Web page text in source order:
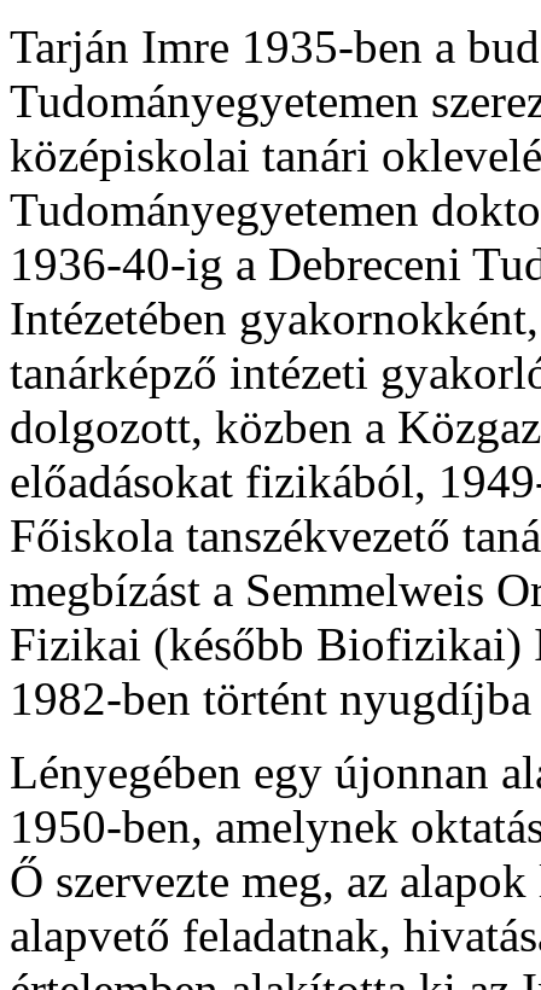
Tarján Imre 1935-ben a
Tudományegyetemen
középiskolai tanári
Tudományegyetemen
1936-40-ig a Debreceni
Intézetében
tanárképző intézeti
dolgozott, közben a
előadásokat fizikából,
Főiskola tanszékvezető
megbízást a Semmelweis
Fizikai (később Biofizikai)
1982-ben történt
Lényegében egy újonnan
1950-ben, amelynek
Ő szervezte meg, az
alapvető feladatnak,